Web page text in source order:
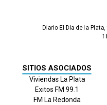
Diario El Día de la
SITIOS ASOCIADOS
Viviendas La Plata
Exitos FM 99.1
FM La Redonda